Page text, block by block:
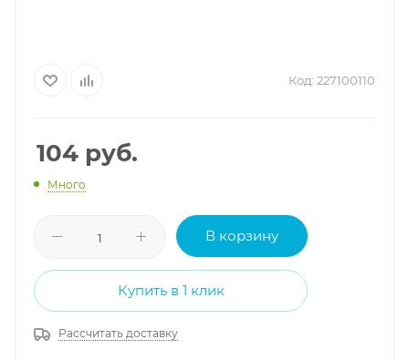
Код: 227100110
104 руб.
Много
В корзину
Купить в 1 клик
Рассчитать доставку